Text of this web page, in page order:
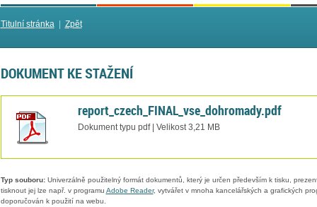
Titulní stránka| Zpět
DOKUMENT KE STAŽENÍ
report_czech_FINAL_vse_dohromady.pdf
Dokument typu pdf | Velikost 3,21 MB
Typ souboru:Univerzálně použitelný formát dokumentů, který je určen především k tisku,
tisknout jej lze např. v programu Adobe Reader, vytvářet v mnoha kancelářských a grafických
doporučován k použití na webu.